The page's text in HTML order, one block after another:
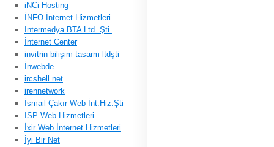
iNCi Hosting
İNFO İnternet Hizmetleri
Intermedya BTA Ltd. Şti.
İnternet Center
invitrin bilişim tasarm ltdşti
İnwebde
ircshell.net
irennetwork
İsmail Çakır Web İnt.Hiz.Şti
ISP Web Hizmetleri
İxir Web İnternet Hizmetleri
İyi Bir Net